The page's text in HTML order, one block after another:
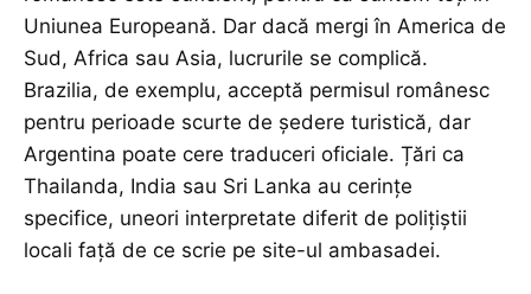
Uniunea Europeană. Dar dacă mergi în America de
Sud, Africa sau Asia, lucrurile se complică.
Brazilia, de exemplu, acceptă permisul românesc
pentru perioade scurte de ședere turistică, dar
Argentina poate cere traduceri oficiale. Țări ca
Thailanda, India sau Sri Lanka au cerințe
specifice, uneori interpretate diferit de polițiștii
locali față de ce scrie pe site-ul ambasadei.